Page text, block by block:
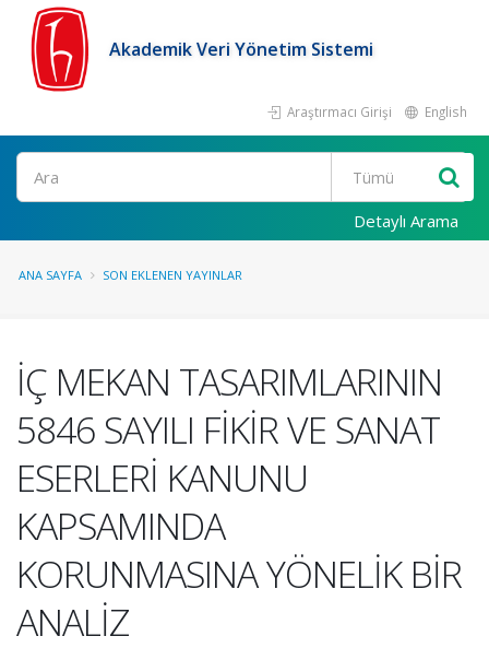
Akademik Veri Yönetim Sistemi
Araştırmacı Girişi English
Ara
Detaylı Arama
ANA SAYFA SON EKLENEN YAYINLAR
İÇ MEKAN TASARIMLARININ
5846 SAYILI FİKİR VE SANAT
ESERLERİ KANUNU
KAPSAMINDA
KORUNMASINA YÖNELİK BİR
ANALİZ